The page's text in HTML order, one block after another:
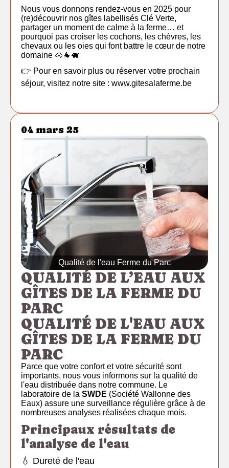
Nous vous donnons rendez-vous en 2025 pour
(re)découvrir nos gîtes labellisés Clé Verte,
partager un moment de calme à la ferme… et
pourquoi pas croiser les cochons, les chèvres, les
chevaux ou les oies qui font battre le cœur de notre
domaine 🐴🐐🐖
👉 Pour en savoir plus ou réserver votre prochain
séjour, visitez notre site : www.gitesalaferme.be
04 mars 25
Qualité de l'eau Ferme du Parc
QUALITÉ DE L’EAU AUX
GÎTES DE LA FERME DU
PARC
QUALITÉ DE L'EAU AUX
GÎTES DE LA FERME DU
PARC
Parce que votre confort et votre sécurité sont
importants, nous vous informons sur la qualité de
l'eau distribuée dans notre commune. Le
laboratoire de la SWDE (Société Wallonne des
Eaux) assure une surveillance régulière grâce à de
nombreuses analyses réalisées chaque mois.
Principaux résultats de
l'analyse de l'eau
💧 Dureté de l'eau